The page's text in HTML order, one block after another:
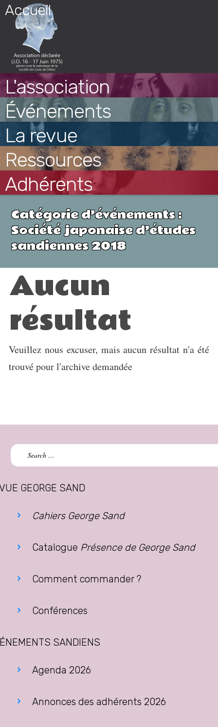
Skip
content
Accueil
L'association
Événements
La revue
Ressources
Adhérents
Catégorie d’événements :
Société japonaise d’études
sandiennes 2018
Aucun
résultat
Veuillez nous excuser, mais aucun résultat n'a été
trouvé pour l'archive demandée
Search
for:
GEORGE SAND
Cahiers George Sand
Catalogue Présence de George Sand
Comment commander ?
Conférences
SANDIENS
Agenda 2026
Annonces des adhérents 2026